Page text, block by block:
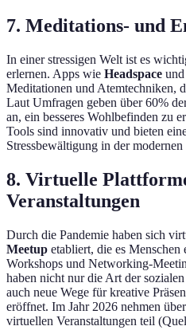
7. Meditations- und
In einer stressigen Welt ist es
erlernen. Apps wie Headspace und
Meditationen und Atemtechniken,
Laut Umfragen geben über 60%
an, ein besseres Wohlbefinden zu
Tools sind innovativ und bieten
Stressbewältigung in der modernen
8. Virtuelle
Veranstaltungen
Durch die Pandemie haben sich
Meetup etabliert, die es
Workshops und Networking-
haben nicht nur die Art der
auch neue Wege für kreative
eröffnet. Im Jahr 2026 nehmen
virtuellen Veranstaltungen teil